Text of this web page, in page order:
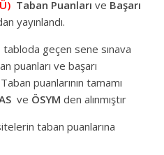
Taban Puanları ve Başarı
yayınlandı.
tabloda geçen sene sınava
puanları ve başarı
puanlarının tamamı
ve ÖSYM den alınmıştır
taban puanlarına